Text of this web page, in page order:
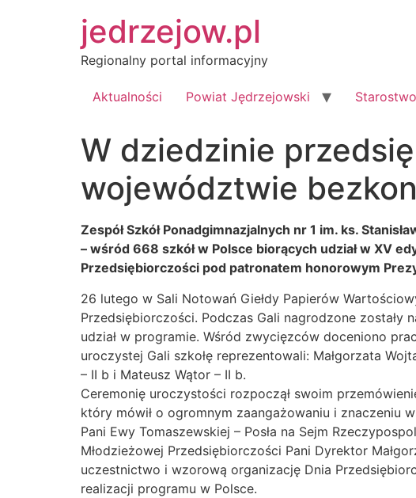
jedrzejow.pl
Regionalny portal informacyjny
Aktualności Powiat Jędrzejowski
W dziedzinie
województwie
Zespół Szkół Ponadgimnazjalnych nr 1 im. ks.
– wśród 668 szkół w Polsce biorących udział w XV
Przedsiębiorczości pod patronatem honorowym
26 lutego w Sali Notowań Giełdy Papierów
Przedsiębiorczości. Podczas Gali nagrodzone
udział w programie. Wśród zwycięzców doceniono
uroczystej Gali szkołę reprezentowali: Małgorzata
– II b i Mateusz Wątor – II b.
Ceremonię uroczystości rozpoczął swoim
który mówił o ogromnym zaangażowaniu i znaczeniu
Pani Ewy Tomaszewskiej – Posła na Sejm
Młodzieżowej Przedsiębiorczości Pani Dyrektor
uczestnictwo i wzorową organizację Dnia
realizacji programu w Polsce.